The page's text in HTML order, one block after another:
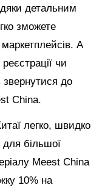
детальним
зможете
А
чи
до
China.
легко, швидко
для більшої
Meest China
10% на